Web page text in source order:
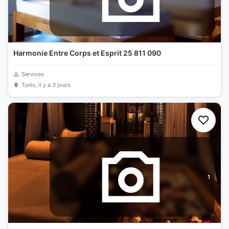
Harmonie Entre Corps et Esprit 25 811 090
Services
Tunis, il y a 3 jours
1